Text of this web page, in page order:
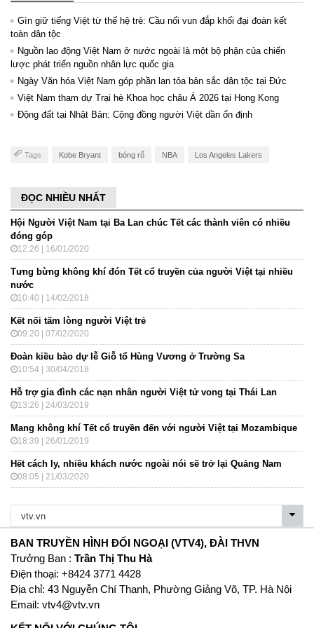
Gìn giữ tiếng Việt từ thế hệ trẻ: Cầu nối vun đắp khối đại đoàn kết
toàn dân tộc
Nguồn lao động Việt Nam ở nước ngoài là một bộ phận của chiến
lược phát triển nguồn nhân lực quốc gia
Ngày Văn hóa Việt Nam góp phần lan tỏa bản sắc dân tộc tại Đức ​
Việt Nam tham dự Trại hè Khoa học châu Á 2026 tại Hong Kong
Động đất tại Nhật Bản: Cộng đồng người Việt dần ổn định
Tags Kobe Bryant bóng rổ NBA Los Angeles Lakers
ĐỌC NHIỀU NHẤT
Hội Người Việt Nam tại Ba Lan chúc Tết các thành viên có nhiều
đóng góp
12:26 | 16/01/2020
Tưng bừng không khí đón Tết cổ truyền của người Việt tại nhiều
nước
10:40 | 14/02/2018
Kết nối tấm lòng người Việt trẻ
09:20 | 07/02/2020
Đoàn kiều bào dự lễ Giỗ tổ Hùng Vương ở Trường Sa
10:54 | 30/04/2018
Hỗ trợ gia đình các nạn nhân người Việt tử vong tại Thái Lan
13:26 | 24/03/2019
Mang không khí Tết cổ truyền đến với người Việt tại Mozambique
18:39 | 26/01/2019
Hết cách ly, nhiều khách nước ngoài nói sẽ trở lại Quảng Nam
08:05 | 21/03/2020
BAN TRUYỀN HÌNH ĐỐI NGOẠI (VTV4), ĐÀI THVN
Trưởng Ban : Trần Thị Thu Hà
Ðiện thoại: +8424 3771 4428
Địa chỉ: 43 Nguyễn Chí Thanh, Phường Giảng Võ, TP. Hà Nội
Email: vtv4@vtv.vn